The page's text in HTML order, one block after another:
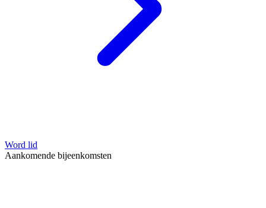
Word lid
Aankomende bijeenkomsten